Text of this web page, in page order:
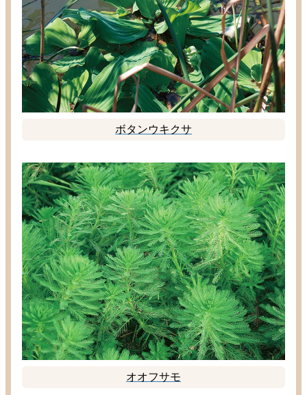
ボタンウキクサ
オオフサモ